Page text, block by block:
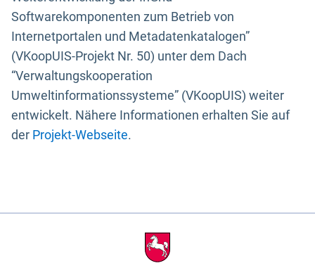
Softwarekomponenten zum Betrieb von
Internetportalen und Metadatenkatalogen”
(VKoopUIS-Projekt Nr. 50) unter dem Dach
“Verwaltungskooperation
Umweltinformationssysteme” (VKoopUIS) weiter
entwickelt. Nähere Informationen erhalten Sie auf
der Projekt-Webseite.